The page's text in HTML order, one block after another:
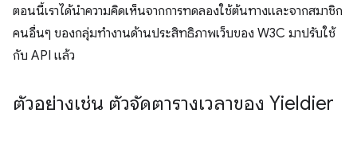
ตอนนี้เราได้นำความคิดเห็นจากการทดลองใช้ต้นทางและจากสมาชิก
คนอื่นๆ ของกลุ่มทํางานด้านประสิทธิภาพเว็บของ W3C มาปรับใช้
กับ API แล้ว
ตัวอย่างเช่น ตัวจัดตารางเวลาของ Yieldier